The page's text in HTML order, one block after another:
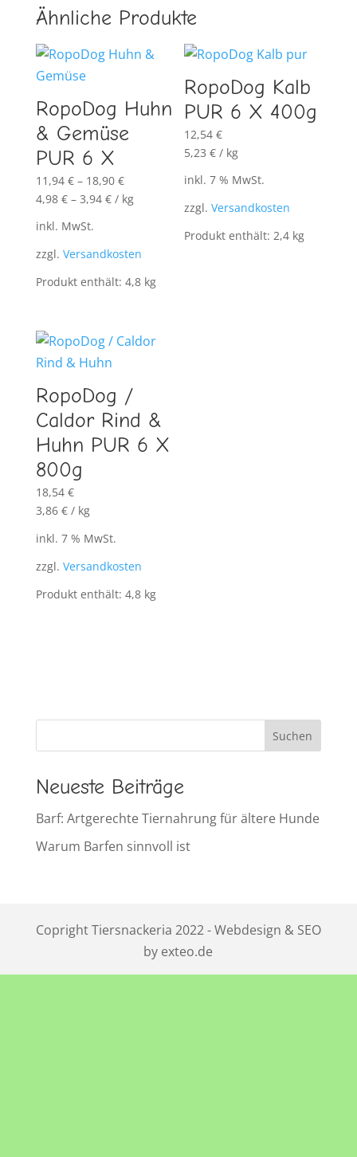
Ähnliche Produkte
RopoDog Huhn
& Gemüse
PUR 6 X
11,94 €– 18,90 €
4,98 €– 3,94 €/ kg
inkl. MwSt.
zzgl. Versandkosten
Produkt enthält: 4,8 kg
RopoDog Kalb
PUR 6 X 400g
12,54€
5,23€ / kg
inkl. 7 % MwSt.
zzgl.Versandkosten
Produkt enthält: 2,4 kg
RopoDog /
Caldor Rind &
Huhn PUR 6 X
800g
18,54 €
3,86 €/ kg
inkl. 7 % MwSt.
zzgl. Versandkosten
Produkt enthält: 4,8 kg
Suchen
Neueste Beiträge
Barf: Artgerechte Tiernahrung für ältere Hunde
Warum Barfen sinnvoll ist
Copright Tiersnackeria 2022 - Webdesign & SEO
by exteo.de